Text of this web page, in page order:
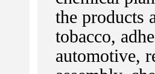
the products
tobacco,
automotive,